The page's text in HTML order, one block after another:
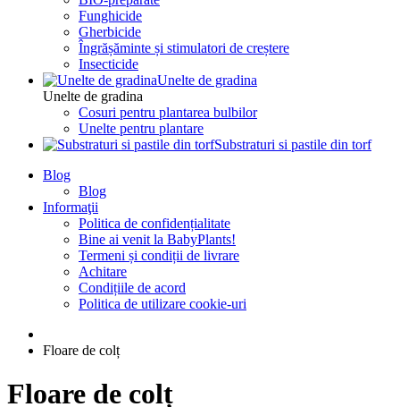
Funghicide
Gherbicide
Îngrășăminte și stimulatori de creștere
Insecticide
Unelte de gradina
Unelte de gradina
Cosuri pentru plantarea bulbilor
Unelte pentru plantare
Substraturi si pastile din torf
Blog
Blog
Informaţii
Politica de confidențialitate
Bine ai venit la BabyPlants!
Termeni și condiții de livrare
Achitare
Condițiile de acord
Politica de utilizare cookie-uri
Floare de colț
Floare de colț